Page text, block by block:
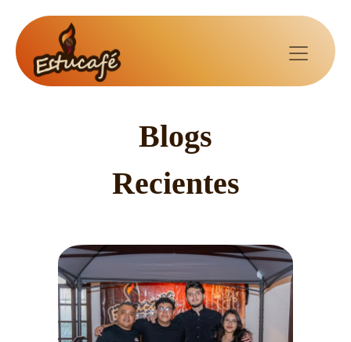
Blogs
Recientes